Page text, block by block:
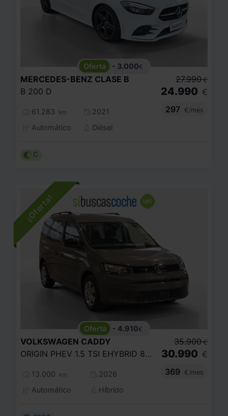
- 3.000€
MERCEDES-BENZ CLASE B
B 200 D
61.283 km
2021
Automático
Diésel
27.990 €
24.990 €
297
€/mes
C
- 4.910€
VOLKSWAGEN CADDY
ORIGIN PHEV 1.5 TSI EHYBRID 85KW/110KW
13.000 km
2026
Automático
Híbrido
35.900 €
30.990 €
369
€/mes